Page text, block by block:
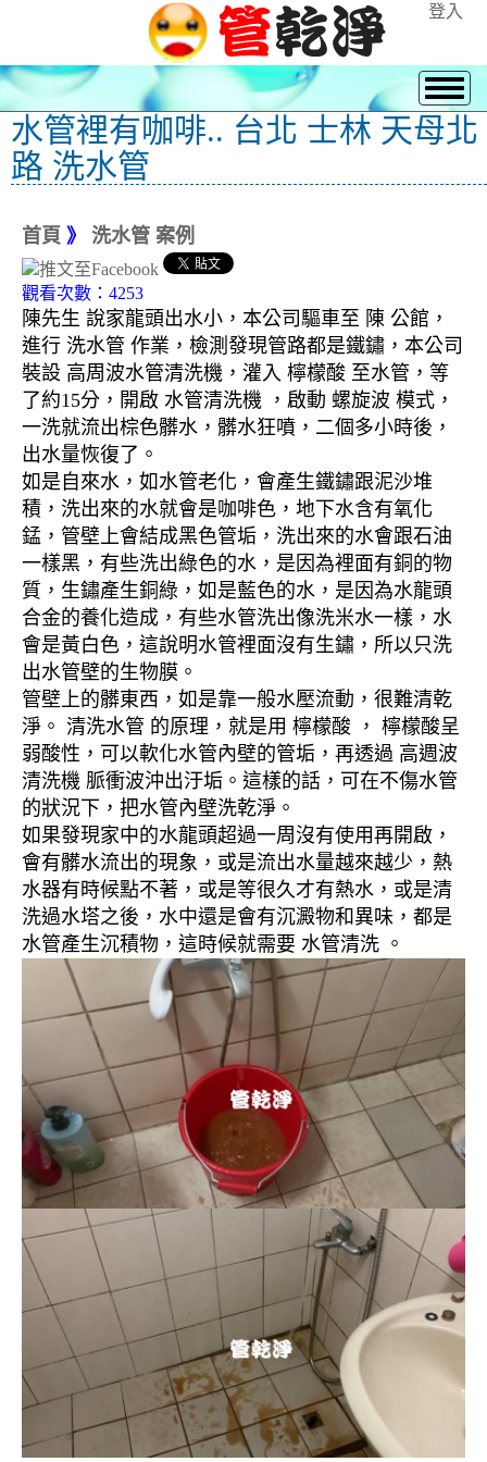
登入
水管裡有咖啡.. 台北 士林 天母北
路 洗水管
首頁 》 洗水管 案例
觀看次數：4253
陳先生 說家龍頭出水小，本公司驅車至 陳 公館，
進行 洗水管 作業，檢測發現管路都是鐵鏽，本公司
裝設 高周波水管清洗機，灌入 檸檬酸 至水管，等
了約15分，開啟 水管清洗機 ，啟動 螺旋波 模式，
一洗就流出棕色髒水，髒水狂噴，二個多小時後，
出水量恢復了。
如是自來水，如水管老化，會產生鐵鏽跟泥沙堆
積，洗出來的水就會是咖啡色，地下水含有氧化
錳，管壁上會結成黑色管垢，洗出來的水會跟石油
一樣黑，有些洗出綠色的水，是因為裡面有銅的物
質，生鏽產生銅綠，如是藍色的水，是因為水龍頭
合金的養化造成，有些水管洗出像洗米水一樣，水
會是黃白色，這說明水管裡面沒有生鏽，所以只洗
出水管壁的生物膜。
管壁上的髒東西，如是靠一般水壓流動，很難清乾
淨。 清洗水管 的原理，就是用 檸檬酸 ， 檸檬酸呈
弱酸性，可以軟化水管內壁的管垢，再透過 高週波
清洗機 脈衝波沖出汙垢。這樣的話，可在不傷水管
的狀況下，把水管內壁洗乾淨。
如果發現家中的水龍頭超過一周沒有使用再開啟，
會有髒水流出的現象，或是流出水量越來越少，熱
水器有時候點不著，或是等很久才有熱水，或是清
洗過水塔之後，水中還是會有沉澱物和異味，都是
水管產生沉積物，這時候就需要 水管清洗 。